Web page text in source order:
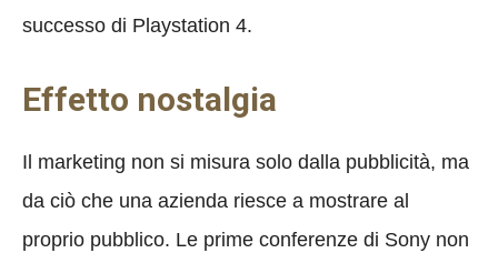
successo di Playstation 4.
Effetto nostalgia
Il marketing non si misura solo dalla pubblicità, ma
da ciò che una azienda riesce a mostrare al
proprio pubblico. Le prime conferenze di Sony non